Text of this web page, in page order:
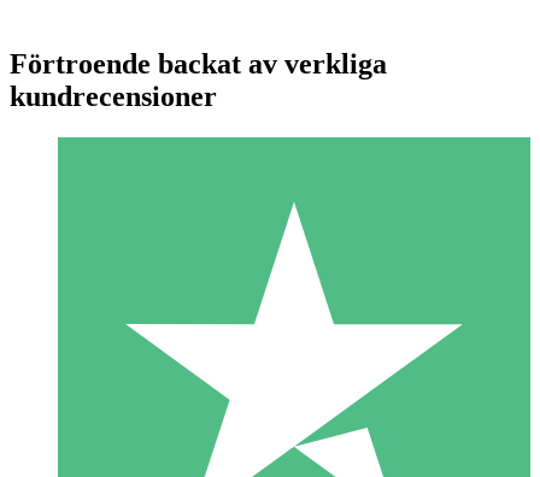
Individuella Kreditpaket
Betala per användning med nedladdningskrediter. Inget
1 Nedladdningar
10 00
Förtroende backat av verkliga
kundrecensioner